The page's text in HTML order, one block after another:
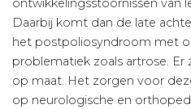
ontwikkelingsstoornissen van
Daarbij komt dan de late
het postpoliosyndroom met
problematiek zoals artrose. Er
op maat. Het zorgen voor
op neurologische en